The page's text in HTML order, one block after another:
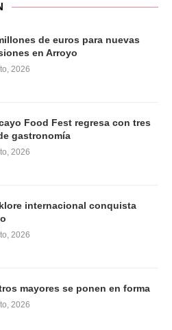
de euros para nuevas
en Arroyo
2026
Food Fest regresa con tres
gastronomía
2026
internacional conquista
2026
mayores se ponen en forma
2026